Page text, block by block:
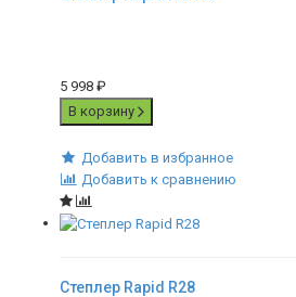
5 998 ₽
В корзину
Добавить в избранное
Добавить к сравнению
Степлер Rapid R28